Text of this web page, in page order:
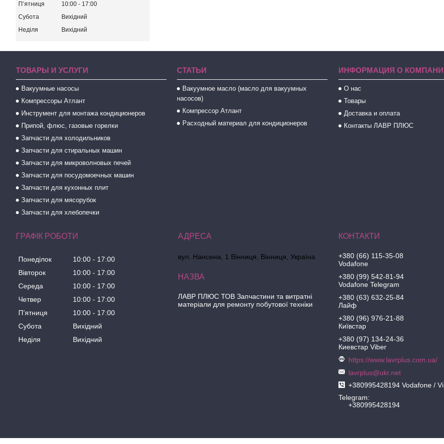
Пʼятниця 10:00
17:00
Субота
Вихідний
Неділя
Вихідний
ТОВАРЫ И УСЛУГИ
Вакуумные насосы
Компрессоры Атлант
Инструмент для монтажа кондиционеров
Припой, флюс, газовые горелки
Запчасти для холодильников
Запчасти для стиральных машин
Запчасти для микроволновых печей
Запчасти для посудомоечных машин
Запчасти для кухонных плит
Запчасти для мясорубок
Запчасти для хлебопечки
СТАТЬИ
Вакуумное масло (масло для вакуумных
насосов)
Компрессор Атлант
Расходный материал для кондиционеров
ИНФОРМАЦИЯ О
О нас
Товары
Доставка и оплата
Контакты ЛАВР ПЛЮС
ГРАФІК РОБОТИ
Понеділок 10:00
17:00
Вівторок
10:00
17:00
Середа
10:00
17:00
Четвер
10:00
17:00
Пʼятниця
10:00
17:00
Субота
Вихідний
Неділя
Вихідний
вул. Нансена, 1 Вінниця, Вінниця, Україна
ЛАВР ПЛЮС ТОВ Запчастини та витратні
матеріали для ремонту побутової техніки
+380 (66) 115-35-08
Vodafone
+380 (99) 542-81-94
Vodafone Telegram
+380 (63) 632-25-84
Лайф
+380 (96) 976-21-88
Київстар
+380 (97) 134-24-36
Киевстар Viber
https://www.lavrplus.com.ua/
lavrplus@ukr.net
+380995428194 Vodafone /
Telegram
+380995428194